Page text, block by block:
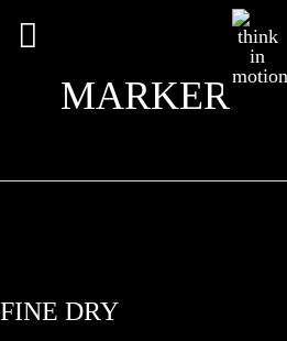
Hauptmenü
MARKER
FINE DRY